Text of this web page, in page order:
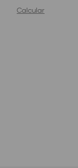
Calcular